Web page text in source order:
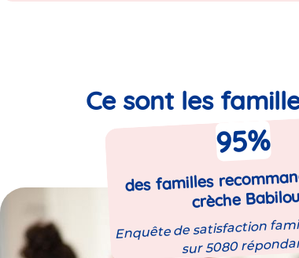
Ce sont les
95%
des familles
crèche Babilou
Enquête de satisfaction
sur 5080